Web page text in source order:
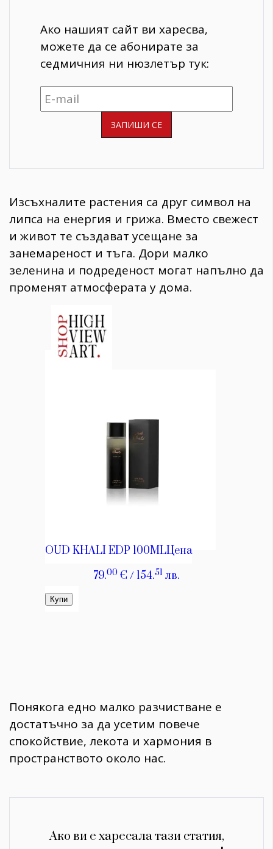
Ако нашият сайт ви харесва,
можете да се абонирате за
седмичния ни нюзлетър тук:
Изсъхналите растения са друг символ на
липса на енергия и грижа. Вместо свежест
и живот те създават усещане за
занемареност и тъга. Дори малко
зеленина и подреденост могат напълно да
променят атмосферата у дома.
Понякога едно малко разчистване е
достатъчно за да усетим повече
спокойствие, лекота и хармония в
пространството около нас.
Ако ви е харесала тази статия,